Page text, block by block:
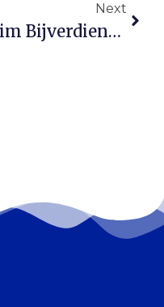
Next
Slim Bijverdienen Naast Je Baan